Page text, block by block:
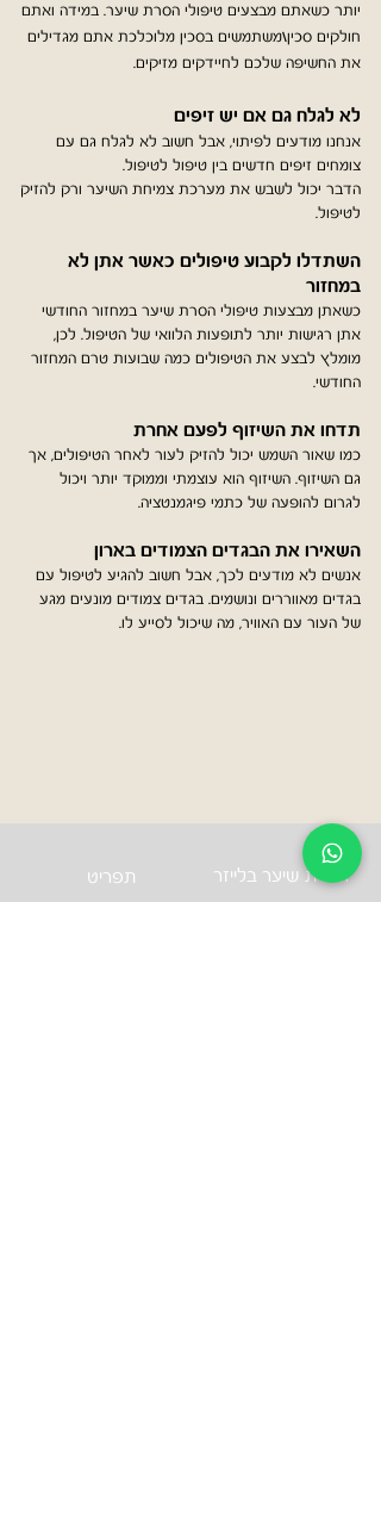
יותר כשאתם מבצעים טיפולי הסרת שיער. במידה ואתם
חולקים סכין\משתמשים בסכין מלוכלכת אתם מגדילים
את החשיפה שלכם לחיידקים מזיקים.
לא לגלח גם אם יש זיפים
אנחנו מודעים לפיתוי, אבל חשוב לא לגלח גם עם
צומחים זיפים חדשים בין טיפול לטיפול.
הדבר יכול לשבש את מערכת צמיחת השיער ורק להזיק
לטיפול.
השתדלו לקבוע טיפולים כאשר אתן לא
במחזור
כשאתן מבצעות טיפולי הסרת שיער במחזור החודשי
אתן רגישות יותר לתופעות הלוואי של הטיפול. לכן,
מומלץ לבצע את הטיפולים כמה שבועות טרם המחזור
החודשי.
תדחו את השיזוף לפעם אחרת
כמו שאור השמש יכול להזיק לעור לאחר הטיפולים, אך
גם השיזוף. השיזוף הוא עוצמתי וממוקד יותר ויכול
לגרום להופעה של כתמי פיגמנטציה.
השאירו את הבגדים הצמודים בארון
אנשים לא מודעים לכך, אבל חשוב להגיע לטיפול עם
בגדים מאווררים ונושמים. בגדים צמודים מונעים מגע
של העור עם האוויר, מה שיכול לסייע לו.
תפריט הסרת שיער בלייזר